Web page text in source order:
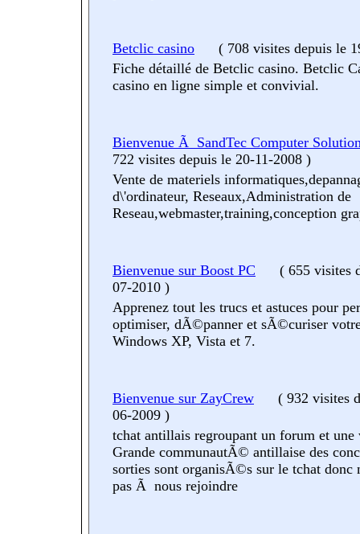
Betclic casino ( 708 visites depuis le
Fiche détaillé de Betclic casino. Betclic
casino en ligne simple et convivial.
Bienvenue Ã SandTec Computer
722 visites depuis le 20-11-2008 )
Vente de materiels
d\'ordinateur, Reseaux,Administration de
Reseau,webmaster,training,conception
Bienvenue sur Boost PC ( 655 visites
07-2010 )
Apprenez tout les trucs et astuces pour
optimiser, dÃ©panner et sÃ©curiser
Windows XP, Vista et 7.
Bienvenue sur ZayCrew ( 932 visites
06-2009 )
tchat antillais regroupant un forum et une
Grande communautÃ© antillaise des
sorties sont organisÃ©s sur le tchat
pas Ã nous rejoindre